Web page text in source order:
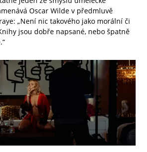
Oscar Wilde v předmluvě
„Není nic takového jako morální či
jsou dobře napsané, nebo špatně